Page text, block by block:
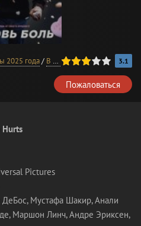
2025 года/ В хорошем качестве /
1 2 3 4 5 3.1
Пожаловаться
Hurts
Pictures
Мустафа Шакир, Анали
Маршон Линч, Андре Эриксен,